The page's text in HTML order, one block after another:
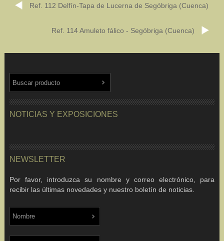
Musée Départemental Arlés Antique. Arlés (Francia)
CONTACTO PRESUPUESTO
Ref. 112 Delfín-Tapa de Lucerna de Segóbriga (Cuenca)
Ref. 114 Amuleto fálico - Segóbriga (Cuenca)
NOTICIAS Y EXPOSICIONES
NEWSLETTER
Por favor, introduzca su nombre y correo electrónico, para
recibir las últimas novedades y nuestro boletín de noticias.